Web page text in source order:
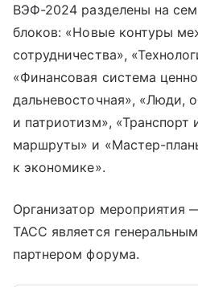
ВЭФ-2024 разделены на
блоков: «Новые контуры
сотрудничества»,
«Финансовая система
дальневосточная», «Люди,
и патриотизм», «Транспорт
маршруты» и «Мастер-
к экономике».
Организатор мероприятия
ТАСС является
партнером форума.